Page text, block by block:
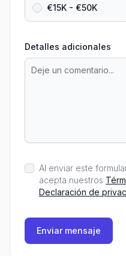
€15K - €50K
Detalles adicionales
Al enviar este
acepta nuestros
Declaración de
Enviar mensaje